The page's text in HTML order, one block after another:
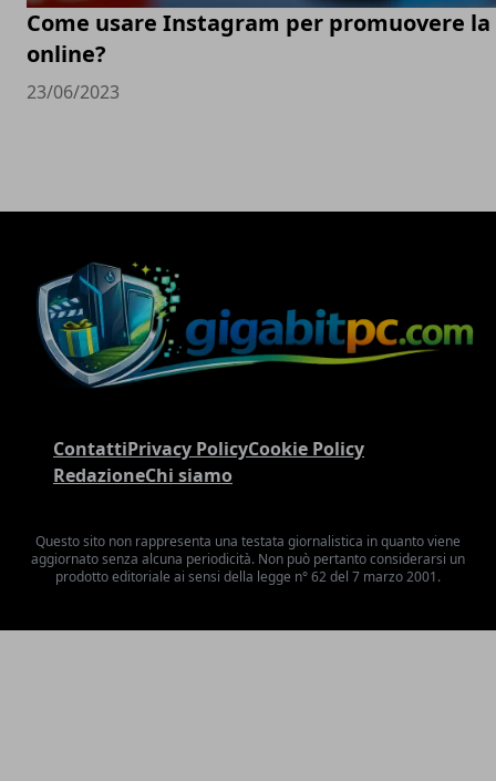
Come usare Instagram per promuovere
online?
23/06/2023
ContattiPrivacy PolicyCookie Policy
RedazioneChi siamo
Questo sito non rappresenta una testata giornalistica in quanto viene
aggiornato senza alcuna periodicità. Non può pertanto considerarsi un
prodotto editoriale ai sensi della legge n° 62 del 7 marzo 2001.